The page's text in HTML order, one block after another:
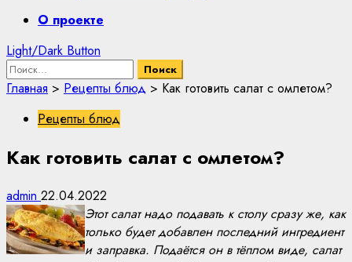
PrimaryО проекте
Light/Dark Button
Найти:
Главная > Рецепты блюд > Как готовить салат с омлетом?
Рецепты блюд
Как готовить салат с омлетом?
admin 22.04.2022
Этот салат надо подавать к столу сразу же, как
только будет добавлен последний ингредиент
и заправка. Подаётся он в тёплом виде, салат